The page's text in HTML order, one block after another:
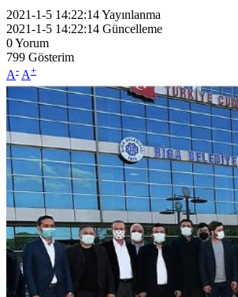
2021-1-5 14:22:14Yayınlanma
2021-1-5 14:22:14 Güncelleme
0Yorum
799 Gösterim
A- A+